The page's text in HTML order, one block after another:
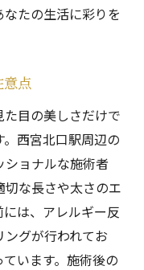
たの生活に彩りを
意点
目の美しさだけで
西宮北口駅周辺の
ョナルな施術者
な長さや太さのエ
は、アレルギー反
グが行われてお
います。施術後の